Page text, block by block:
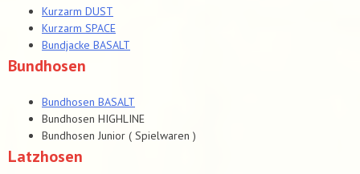
Kurzarm DUST
Kurzarm SPACE
Bundjacke BASALT
Bundhosen
Bundhosen BASALT
Bundhosen HIGHLINE
Bundhosen Junior ( Spielwaren )
Latzhosen